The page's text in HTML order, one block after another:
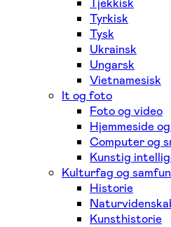
Tyrkisk
Tysk
Ukrainsk
Ungarsk
Vietnamesisk
It og foto
Foto og video
Hjemmeside
Computer og
Kunstig
Kulturfag og
Historie
Kunsthistorie